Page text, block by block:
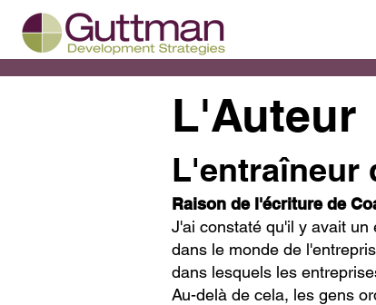
L'Auteur
L'entraîneur
Raison de l'écriture de
J'ai constaté qu'il y avait
dans le monde de
dans lesquels les
Au-delà de cela, les gens